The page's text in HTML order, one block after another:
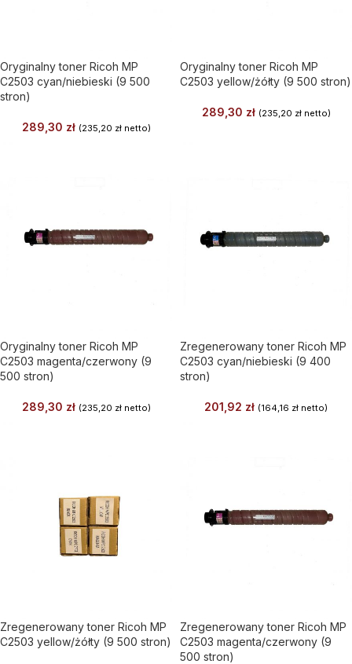
Oryginalny toner Ricoh MP
C2503 cyan/niebieski (9 500
stron)
289,30 zł (235,20 złnetto)
Oryginalny toner Ricoh MP
C2503 yellow/żółty (9 500 stron)
289,30 zł (235,20 złnetto)
Oryginalny toner Ricoh MP
C2503 magenta/czerwony (9
500 stron)
289,30 zł (235,20 złnetto)
Zregenerowany toner Ricoh MP
C2503 cyan/niebieski (9 400
stron)
201,92 zł (164,16 zł netto)
Zregenerowany toner Ricoh MP
C2503 yellow/żółty (9 500 stron)
Zregenerowany toner Ricoh MP
C2503 magenta/czerwony (9
500 stron)